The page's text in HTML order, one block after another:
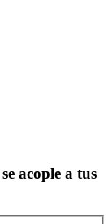
acople a tus